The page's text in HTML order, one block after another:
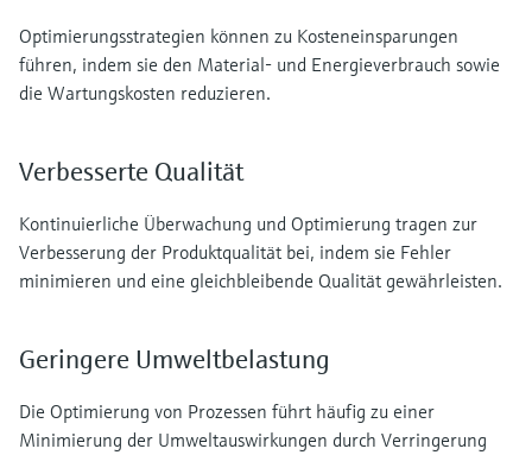
Optimierungsstrategien können zu Kosteneinsparungen
führen, indem sie den Material- und Energieverbrauch sowie
die Wartungskosten reduzieren.
Verbesserte Qualität
Kontinuierliche Überwachung und Optimierung tragen zur
Verbesserung der Produktqualität bei, indem sie Fehler
minimieren und eine gleichbleibende Qualität gewährleisten.
Geringere Umweltbelastung
Die Optimierung von Prozessen führt häufig zu einer
Minimierung der Umweltauswirkungen durch Verringerung